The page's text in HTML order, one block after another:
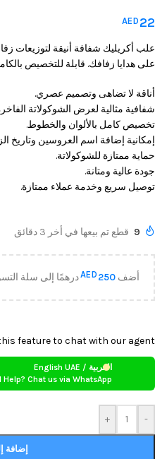
AED 22
علب أكريليك شفافة أنيقة لتوزيعات
على هدايا زفافك. قابلة للتخصيص
أناقة لا تضاهى وتصميم عصري.
شفافية مثالية لعرض الشوكولاتة
تخصيص كامل بالألوان والخطوط.
إمكانية إضافة اسم العروسين وتاريخ
حماية ممتازة للشوكولاتة.
جودة عالية ومتانة.
توصيل سريع وخدمة عملاء ممتازة.
9 قطع تم بيعها في أخر 3 دقائق
أضف AED 250 درهمًا إلى سلة
-
+
feature to chat with our agent.
العربية / English UAE
Help? Chat us via WhatsApp
إضافة